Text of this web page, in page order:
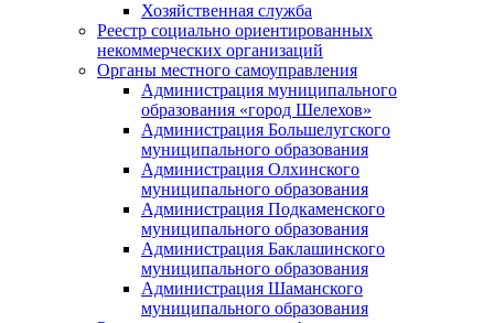
Хозяйственная служба
Реестр социально ориентированных
некоммерческих организаций
Органы местного самоуправления
Администрация муниципального
образования «город Шелехов»
Администрация Большелугского
муниципального образования
Администрация Олхинского
муниципального образования
Администрация Подкаменского
муниципального образования
Администрация Баклашинского
муниципального образования
Администрация Шаманского
муниципального образования